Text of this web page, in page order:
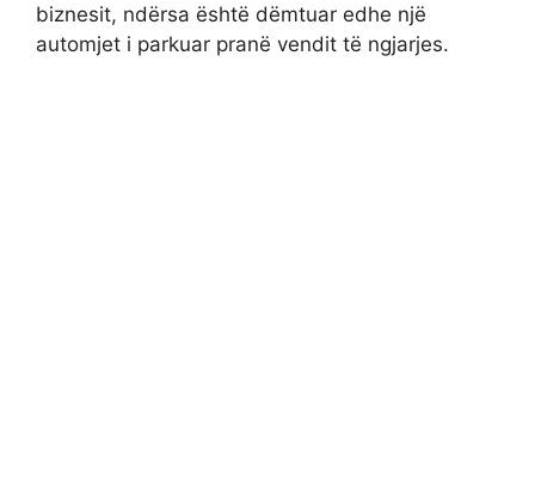
biznesit, ndërsa është dëmtuar edhe një
automjet i parkuar pranë vendit të ngjarjes.